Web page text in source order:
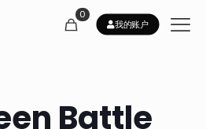
0
我的账户
Battle